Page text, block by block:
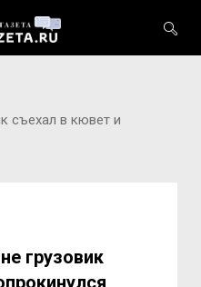
съехал в кювет и
грузовик